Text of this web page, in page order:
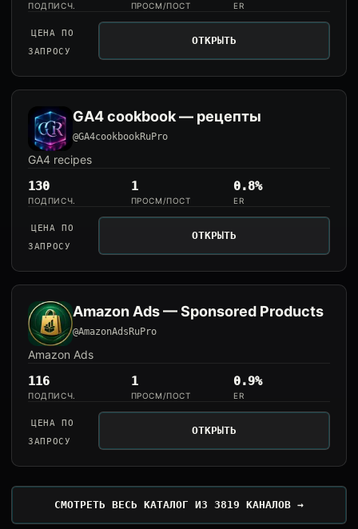
ПОДПИСЧ. ПРОСМ/ПОСТ ER
ЦЕНА ПО
ЗАПРОСУ
ОТКРЫТЬ
GA4 cookbook — рецепты
@GA4cookbookRuPro
GA4 recipes
130
ПОДПИСЧ.
1
ПРОСМ/ПОСТ
0.8%
ER
ЦЕНА ПО
ЗАПРОСУ
ОТКРЫТЬ
Amazon Ads — Sponsored Products
@AmazonAdsRuPro
Amazon Ads
116
ПОДПИСЧ.
1
ПРОСМ/ПОСТ
0.9%
ER
ЦЕНА ПО
ЗАПРОСУ
ОТКРЫТЬ
СМОТРЕТЬ ВЕСЬ КАТАЛОГ ИЗ 3819 КАНАЛОВ →